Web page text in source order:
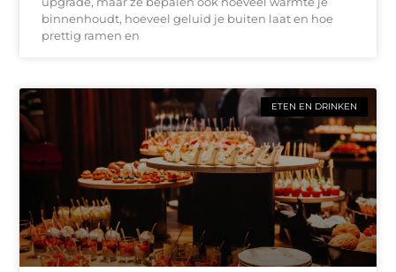
binnenhoudt, hoeveel geluid je buiten laat en hoe
prettig ramen en
ETEN EN DRINKEN